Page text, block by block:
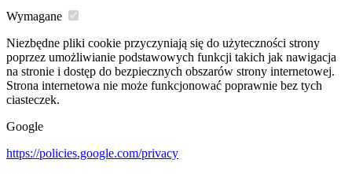
Wymagane
Niezbędne pliki cookie przyczyniają się do użyteczności strony
poprzez umożliwianie podstawowych funkcji takich jak nawigacja
na stronie i dostęp do bezpiecznych obszarów strony internetowej.
Strona internetowa nie może funkcjonować poprawnie bez tych
ciasteczek.
Google
https://policies.google.com/privacy